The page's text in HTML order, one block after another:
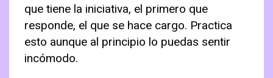
que tiene la iniciativa, el primero que
responde, el que se hace cargo. Practica
esto aunque al principio lo puedas sentir
incómodo.